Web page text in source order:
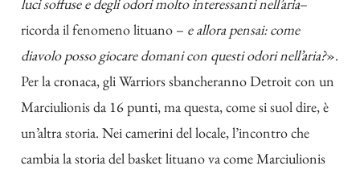
ricorda il fenomeno lituano – e allora pensai: come
diavolo posso giocare domani con questi odori nell’aria?».
Per la cronaca, gli Warriors sbancheranno Detroit con un
Marciulionis da 16 punti, ma questa, come si suol dire, è
un’altra storia. Nei camerini del locale, l’incontro che
cambia la storia del basket lituano va come Marciulionis